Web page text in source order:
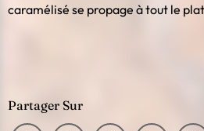
caramélisé se propage à tout le
Partager Sur